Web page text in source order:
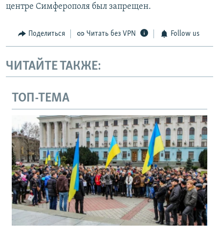
центре Симферополя был запрещен.
Поделиться Читать без VPN Follow us
ЧИТАЙТЕ ТАКЖЕ:
ТОП-ТЕМА